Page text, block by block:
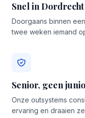
Snel in Dordrecht
Doorgaans binnen
twee weken iemand
Senior, geen
Onze outsystems
ervaring en draaien